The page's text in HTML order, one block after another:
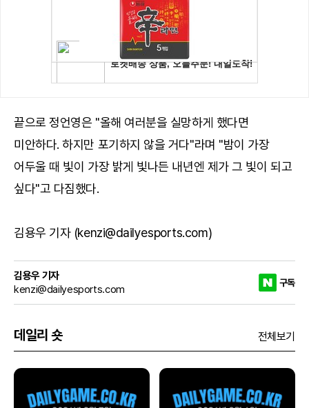
끝으로 정언영은 "올해 여러분을 실망하게 했다면
미안하다. 하지만 포기하지 않을 거다"라며 "밤이 가장
어두울 때 빛이 가장 밝게 빛나든 내년엔 제가 그 빛이 되고
싶다"고 다짐했다.
김용우 기자 (kenzi@dailyesports.com)
김용우 기자
kenzi@dailyesports.com
구독
데일리 숏 전체보기